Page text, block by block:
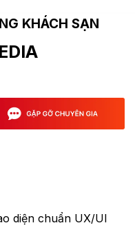
KHÁCH SẠN
diện chuẩn UX/UI